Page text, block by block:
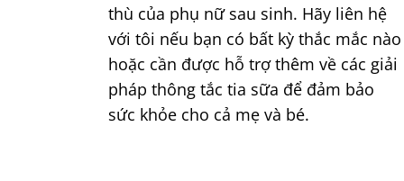
thù của phụ nữ sau sinh. Hãy liên hệ
với tôi nếu bạn có bất kỳ thắc mắc nào
hoặc cần được hỗ trợ thêm về các giải
pháp thông tắc tia sữa để đảm bảo
sức khỏe cho cả mẹ và bé.